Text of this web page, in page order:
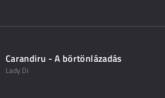
Carandiru - A börtönlázadás
Lady Di